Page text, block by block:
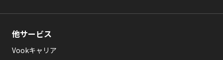
他サービス
Vookキャリア